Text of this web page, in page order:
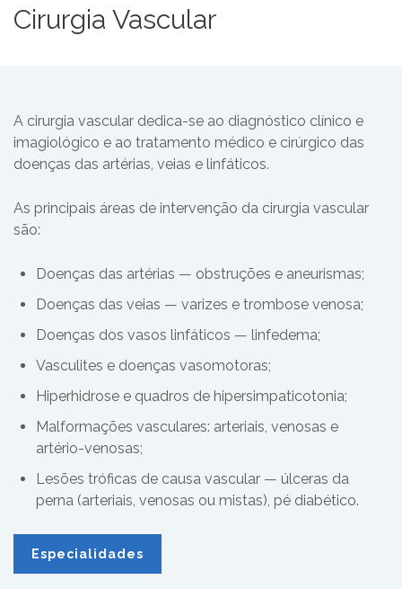
Cirurgia Vascular
A cirurgia vascular dedica-se ao diagnóstico clínico e
imagiológico e ao tratamento médico e cirúrgico das
doenças das artérias, veias e linfáticos.
As principais áreas de intervenção da cirurgia vascular
são:
Doenças das artérias — obstruções e aneurismas;
Doenças das veias — varizes e trombose venosa;
Doenças dos vasos linfáticos — linfedema;
Vasculites e doenças vasomotoras;
Hiperhidrose e quadros de hipersimpaticotonia;
Malformações vasculares: arteriais, venosas e
artério-venosas;
Lesões tróficas de causa vascular — úlceras da
perna (arteriais, venosas ou mistas), pé diabético.
Especialidades